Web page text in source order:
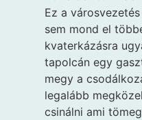
Ez a
sem mond el
kvaterkázásra
tapolcán egy
megy a
legalább
csinálni ami